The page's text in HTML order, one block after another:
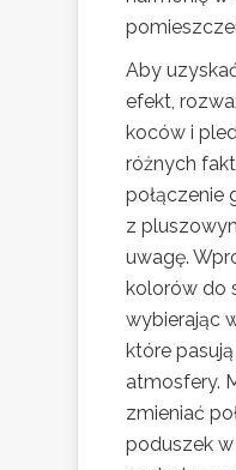
Aby
efekt,
koców i
różnych
połączenie
z
uwagę.
kolorów do
wybierając
które
atmosfery.
zmieniać
poduszek